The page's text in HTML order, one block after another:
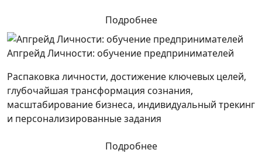
Подробнее
Апгрейд Личности: обучение предпринимателей
Распаковка личности, достижение ключевых целей,
глубочайшая трансформация сознания,
масштабирование бизнеса, индивидуальный трекинг
и персонализированные задания
Подробнее